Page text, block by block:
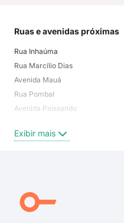
Ruas e avenidas próximas
Rua Inhaúma
Rua Marcílio Dias
Avenida Mauá
Rua Pombal
Avenida Paissandu
Avenida Riachuelo
Rua Henrique Dias
Praça Regente Feijó
Exibir mais